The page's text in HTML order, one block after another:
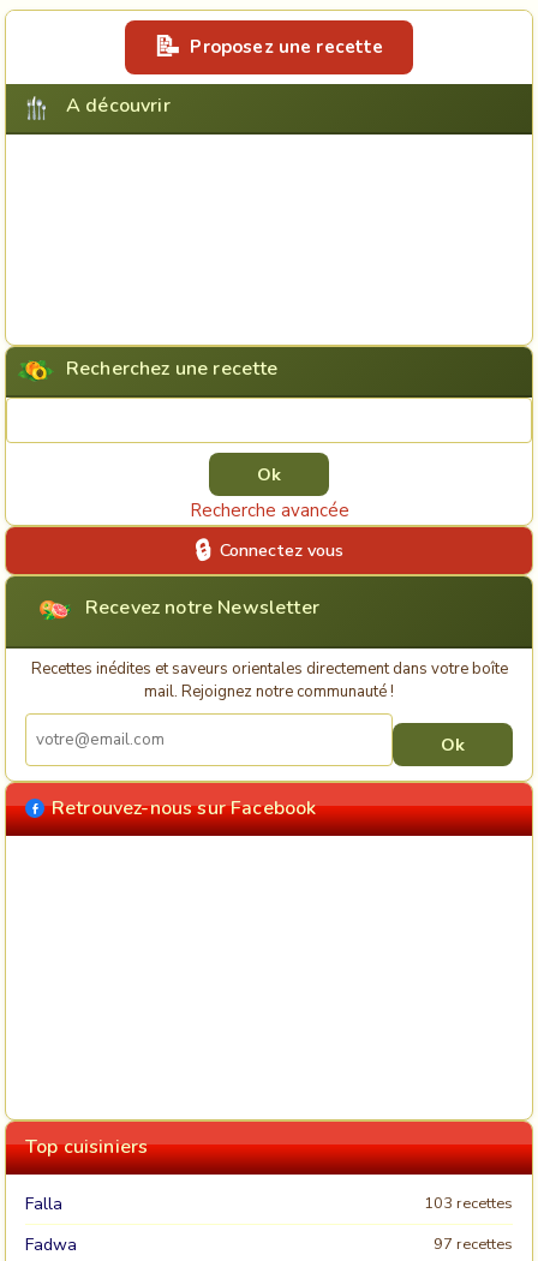
Proposez une recette
A découvrir
Recherchez une recette
Recherche avancée
Connectez vous
Recevez notre Newsletter
Recettes inédites et saveurs orientales directement dans votre boîte
mail. Rejoignez notre communauté !
Retrouvez-nous sur Facebook
Top cuisiniers
Falla 103 recettes
Fadwa 97 recettes